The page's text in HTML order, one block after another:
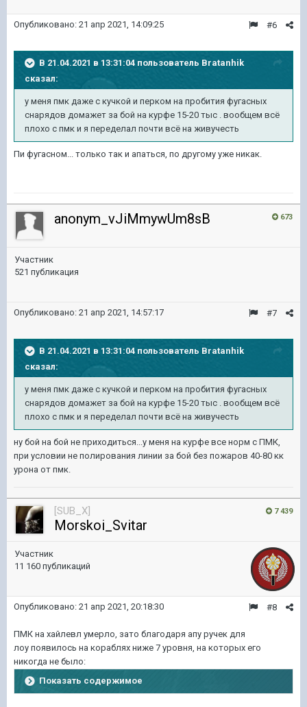
#6
Опубликовано: 21 апр 2021, 14:09:25
В 21.04.2021 в 13:31:04 пользователь Bratanhik
сказал:
у меня пмк даже с кучкой и перком на пробития фугасных
снарядов домажет за бой на курфе 15-20 тыс . вообщем всё
плохо с пмк и я переделал почти всё на живучесть
Пи фугасном... только так и апаться, по другому уже никак.
673
anonym_vJiMmywUm8sB
Участник
521 публикация
#7
Опубликовано: 21 апр 2021, 14:57:17
В 21.04.2021 в 13:31:04 пользователь Bratanhik
сказал:
у меня пмк даже с кучкой и перком на пробития фугасных
снарядов домажет за бой на курфе 15-20 тыс . вообщем всё
плохо с пмк и я переделал почти всё на живучесть
ну бой на бой не приходиться...у меня на курфе все норм с ПМК,
при условии не полирования линии за бой без пожаров 40-80 кк
урона от пмк.
7 439
[SUB_X]
Morskoi_Svitar
Участник
11 160 публикаций
#8
Опубликовано: 21 апр 2021, 20:18:30
ПМК на хайлевл умерло, зато благодаря апу ручек для
лоу появилось на кораблях ниже 7 уровня, на которых его
никогда не было:
Показать содержимое